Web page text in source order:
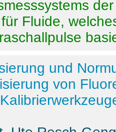
Fluide,
und
von